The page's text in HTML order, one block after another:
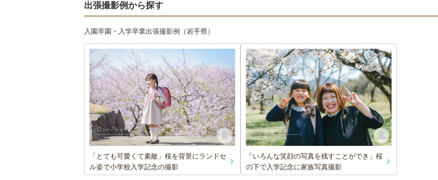
出張撮影例から探す
入園卒園・入学卒業出張撮影例（岩手県）
「とても可愛くて素敵」桜を背景にランドセ
ル姿で小学校入学記念の撮影
「いろんな笑顔の写真を残すことができ」桜
の下で入学記念に家族写真撮影